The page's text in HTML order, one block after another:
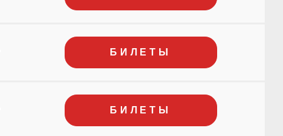
БИЛЕТЫ
БИЛЕТЫ